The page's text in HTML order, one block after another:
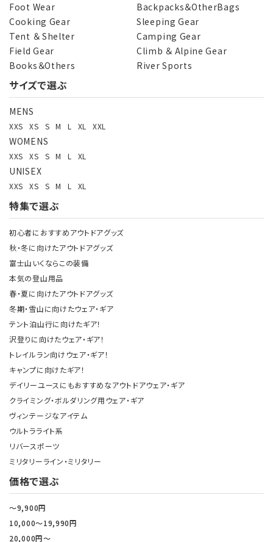
Foot Wear
Backpacks＆OtherBags
Cooking Gear
Sleeping Gear
Tent ＆ Shelter
Camping Gear
Field Gear
Climb ＆ Alpine Gear
Books＆Others
River Sports
サイズで選ぶ
MENS
XXS XS S M L XL XXL
WOMENS
XXS XS S M L XL
UNISEX
XXS XS S M L XL
特集で選ぶ
初心者におすすめアウトドアグッズ
秋・冬に向けたアウトドアグッズ
富士山いくならこの装備
本気の登山用品
春・夏に向けたアウトドアグッズ
冬期・雪山に向けたウェア・ギア
テント泊山行に向けたギア！
沢登りに向けたウェア・ギア！
トレイルラン向けウェア・ギア！
キャンプに向けたギア！
デイリーユースにもおすすめなアウトドアウェア・ギア
クライミング・ボルダリング用ウェア・ギア
ヴィンテージなアイテム
ウルトラライト系
リバースポーツ
ミリタリーライン・ミリタリー
価格で選ぶ
～9,900円
10,000～19,990円
20,000円～